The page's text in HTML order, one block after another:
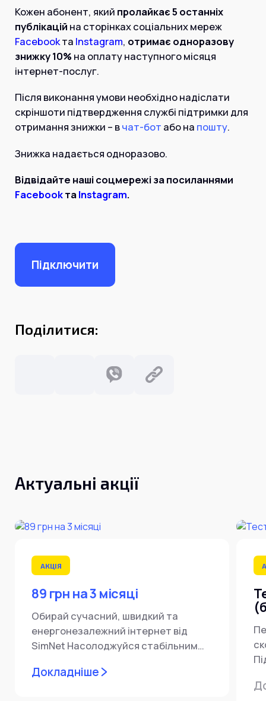
Телебачення
Домофонія
Відеонагляд
Про нас
Допомога
Контакти
Інше
Для бізнесу
Карта покриття
Магазин
Технічна підтримка:
03134, м. Київ, вул. Симиренко, 36,
корпус А, 3 поверх
Кожен абонент, який пролайкає 5 останніх
публікацій на сторінках соціальних мереж
Facebookта Instagram, отримає одноразову
знижку 10% на оплату наступного місяця
інтернет-послуг.
Після виконання умови необхідно надіслати
скріншоти підтвердження службі підтримки для
отримання знижки – вчат-бот або на пошту.
Знижка надається одноразово.
Відвідайте наші соцмережі за посиланнями
FacebookтаInstagram.
Підключити
Поділитися:
Актуальні акції
АКЦІЯ
89 грн на 3 місяці
Обирай сучасний, швидкий та
енергонезалежний інтернет від
SimNet Насолоджуйся стабільним
протягом 3-ох місяців! Наші тарифи…
Докладніше